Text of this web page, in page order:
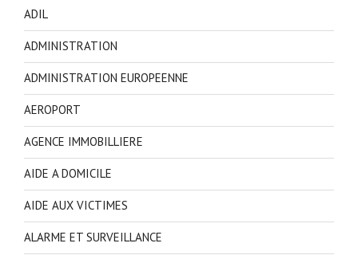
ADIL
ADMINISTRATION
ADMINISTRATION EUROPEENNE
AEROPORT
AGENCE IMMOBILLIERE
AIDE A DOMICILE
AIDE AUX VICTIMES
ALARME ET SURVEILLANCE